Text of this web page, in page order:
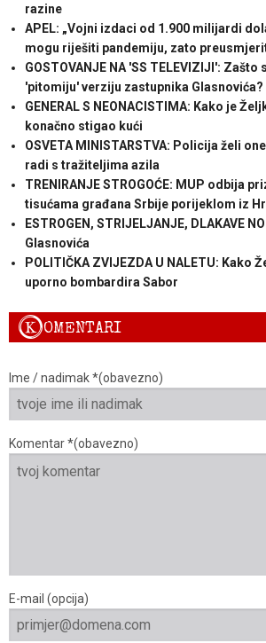
razine
APEL: „Vojni izdaci od 1.900 milijardi
mogu riješiti pandemiju, zato
GOSTOVANJE NA 'SS TELEVIZIJI':
'pitomiju' verziju zastupnika Glasnovića?
GENERAL S NEONACISTIMA: Kako je
konačno stigao kući
OSVETA MINISTARSTVA: Policija želi
radi s tražiteljima azila
TRENIRANJE STROGOĆE: MUP odbija
tisućama građana Srbije porijeklom iz
ESTROGEN, STRIJELJANJE, DLAKAVE
Glasnovića
POLITIČKA ZVIJEZDA U NALETU: Kako
uporno bombardira Sabor
KOMENTARI
Ime / nadimak *(obavezno)
Komentar *(obavezno)
E-mail (opcija)